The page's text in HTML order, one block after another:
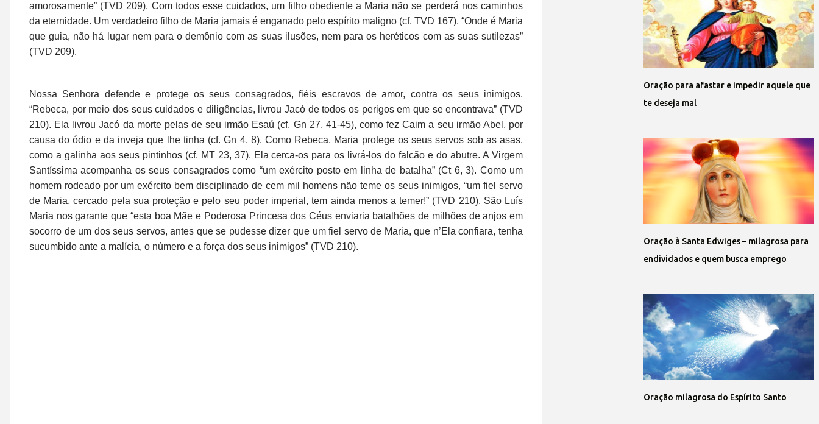
amorosamente” (TVD 209). Com todos esse cuidados, um filho obediente a Maria não se perderá nos caminhos
da eternidade. Um verdadeiro filho de Maria jamais é enganado pelo espírito maligno (cf. TVD 167). “Onde é Maria
que guia, não há lugar nem para o demônio com as suas ilusões, nem para os heréticos com as suas sutilezas”
(TVD 209).
Nossa Senhora defende e protege os seus consagrados, fiéis escravos de amor, contra os seus inimigos.
“Rebeca, por meio dos seus cuidados e diligências, livrou Jacó de todos os perigos em que se encontrava” (TVD
210). Ela livrou Jacó da morte pelas de seu irmão Esaú (cf. Gn 27, 41-45), como fez Caim a seu irmão Abel, por
causa do ódio e da inveja que lhe tinha (cf. Gn 4, 8). Como Rebeca, Maria protege os seus servos sob as asas,
como a galinha aos seus pintinhos (cf. MT 23, 37). Ela cerca-os para os livrá-los do falcão e do abutre. A Virgem
Santíssima acompanha os seus consagrados como “um exército posto em linha de batalha” (Ct 6, 3). Como um
homem rodeado por um exército bem disciplinado de cem mil homens não teme os seus inimigos, “um fiel servo
de Maria, cercado pela sua proteção e pelo seu poder imperial, tem ainda menos a temer!” (TVD 210). São Luís
Maria nos garante que “esta boa Mãe e Poderosa Princesa dos Céus enviaria batalhões de milhões de anjos em
socorro de um dos seus servos, antes que se pudesse dizer que um fiel servo de Maria, que n’Ela confiara, tenha
sucumbido ante a malícia, o número e a força dos seus inimigos” (TVD 210).
Oração para afastar e impedir aquele que
te deseja mal
Oração à Santa Edwiges – milagrosa para
endividados e quem busca emprego
Oração milagrosa do Espírito Santo